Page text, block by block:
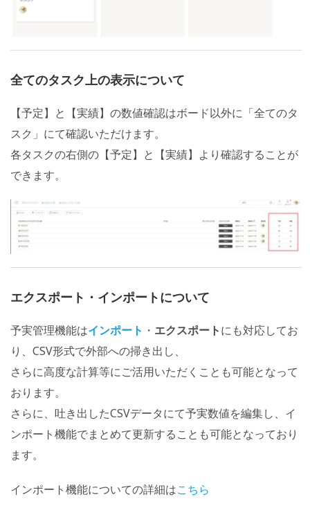
全てのタスク上の表示について
【予定】と【実績】の数値確認はボード以外に「全てのタ
スク」にて確認いただけます。
各タスクの右側の【予定】と【実績】より確認することが
できます。
エクスポート・インポートについて
予実管理機能はインポート ・ エクスポートにも対応してお
り、CSV形式で外部への掃き出し、
さらに高度な計算等にご活用いただくことも可能となって
おります。
さらに、吐き出したCSVデータにて予実数値を編集し、イ
ンポート機能でまとめて更新することも可能となっており
ます。
インポート機能についての詳細はこちら